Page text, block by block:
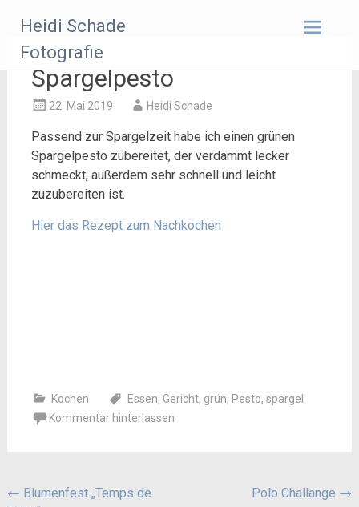
Inhalt
springen
Heidi Schade
Fotografie
Spargelpesto
22. Mai 2019 Heidi Schade
Passend zur Spargelzeit habe ich einen grünen
Spargelpesto zubereitet, der verdammt lecker
schmeckt, außerdem sehr schnell und leicht
zuzubereiten ist.
Hier das Rezept zum Nachkochen
Kochen Essen, Gericht, grün, Pesto, spargel
Kommentar hinterlassen
Beitragsnavigation
← Blumenfest „Temps de
Polo Challange →